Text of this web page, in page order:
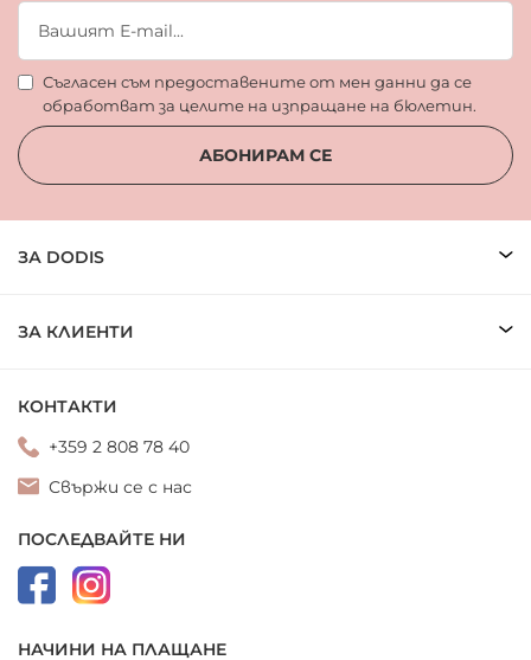
Съгласен съм предоставените от мен данни да се
обработват за целите на изпращане на бюлетин.
АБОНИРАМ СЕ
ЗА DODIS
ЗА КЛИЕНТИ
КОНТАКТИ
+359 2 808 78 40
Свържи се с нас
ПОСЛЕДВАЙТЕ НИ
НАЧИНИ НА ПЛАЩАНЕ